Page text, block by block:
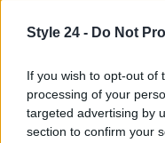
Style 24 - Do Not
If you wish to opt-out of
processing of your
targeted advertising by
section to confirm your
potere di ridefinire
la moda,
stilistica, ma un